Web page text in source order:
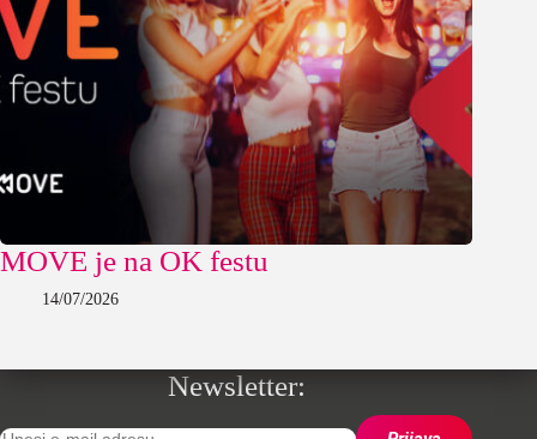
MOVE je na OK festu
14/07/2026
Newsletter: